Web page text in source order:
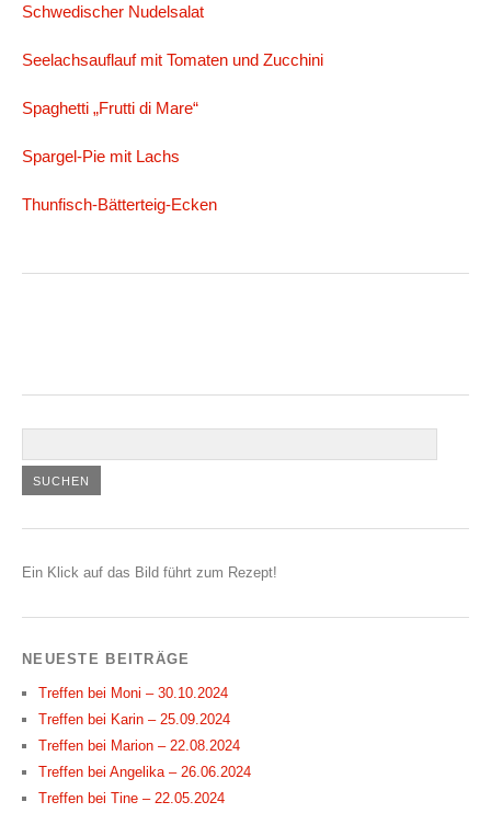
Schwedischer Nudelsalat
Seelachsauflauf mit Tomaten und Zucchini
Spaghetti „Frutti di Mare“
Spargel-Pie mit Lachs
Thunfisch-Bätterteig-Ecken
Ein Klick auf das Bild führt zum Rezept!
NEUESTE BEITRÄGE
Treffen bei Moni – 30.10.2024
Treffen bei Karin – 25.09.2024
Treffen bei Marion – 22.08.2024
Treffen bei Angelika – 26.06.2024
Treffen bei Tine – 22.05.2024